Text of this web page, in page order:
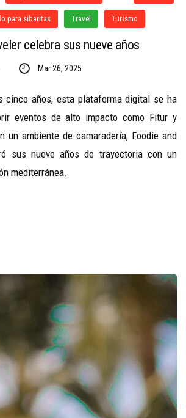
para sibaritas Travel Turismo
celebra sus nueve años
Mar 26, 2025
cinco años, esta plataforma digital se ha
eventos de alto impacto como Fitur y
ambiente de camaradería, Foodie and
sus nueve años de trayectoria con un
mediterránea.